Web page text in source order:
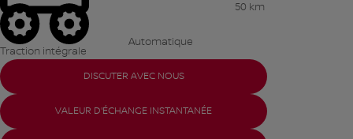
Traction intégrale
Automatique
50 km
DISCUTER AVEC NOUS
VALEUR D'ÉCHANGE INSTANTANÉE